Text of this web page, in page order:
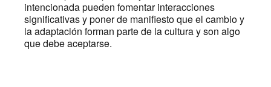
intencionada pueden fomentar interacciones
significativas y poner de manifiesto que el cambio y
la adaptación forman parte de la cultura y son algo
que debe aceptarse.